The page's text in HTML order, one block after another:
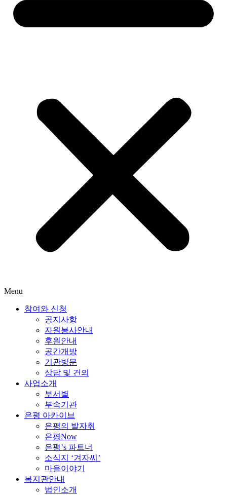
Menu
참여와 신청
공지사항
자원봉사안내
후원안내
공간개방
기관방문
상담 및 건의
사업소개
부서별
부속기관
은평 아카이브
은평의 발자취
은평Now
은평’s 파트너
소식지 ‘겨자씨’
마을이야기
복지관안내
법인소개